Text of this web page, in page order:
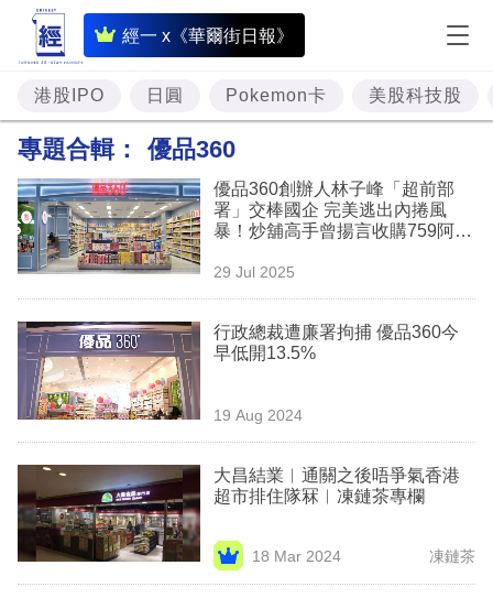
經一 x《華爾街日報》
即
時
財
經
題
投
資
樓
市
理
商
業
科
技
港股IPO 日圓 Pokemon卡 美股科技股
專題合輯： 優品360
優品360創辦人林子峰「超前部
署」交棒國企 完美逃出內捲風
暴！炒舖高手曾揚言收購759阿信
29 Jul 2025
行政總裁遭廉署拘捕 優品360今
早低開13.5%
19 Aug 2024
大昌結業︳通關之後唔爭氣香港
超市排住隊冧︳凍鏈茶專欄
18 Mar 2024 凍鏈茶